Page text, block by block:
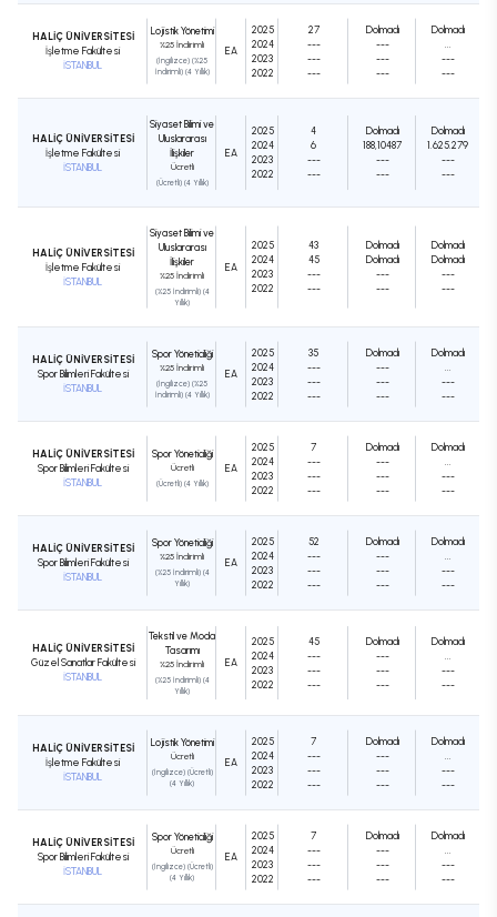
HALİÇ ÜNİVERSİTESİ
İşletme Fakültesi
İSTANBUL
Lojistik Yönetimi
%25 İndirimli
(İngilizce) (%25
İndirimli) (4 Yıllık)
EA
2025
2024
2023
2022
27
---
---
---
Dolmadı
---
---
---
Dolmadı
---
---
HALİÇ ÜNİVERSİTESİ
İşletme Fakültesi
İSTANBUL
Siyaset Bilimi ve
Uluslararası
İlişkiler
Ücretli
(Ücretli) (4 Yıllık)
EA
2025
2024
2023
2022
4
6
---
---
Dolmadı
188,10487
---
---
Dolmadı
1.625.279
---
---
HALİÇ ÜNİVERSİTESİ
İşletme Fakültesi
İSTANBUL
Siyaset Bilimi ve
Uluslararası
İlişkiler
%25 İndirimli
(%25 İndirimli) (4
Yıllık)
EA
2025
2024
2023
2022
43
45
---
---
Dolmadı
Dolmadı
---
---
Dolmadı
Dolmadı
---
---
HALİÇ ÜNİVERSİTESİ
Spor Bilimleri Fakültesi
İSTANBUL
Spor Yöneticiliği
%25 İndirimli
(İngilizce) (%25
İndirimli) (4 Yıllık)
EA
2025
2024
2023
2022
35
---
---
---
Dolmadı
---
---
---
Dolmadı
---
---
HALİÇ ÜNİVERSİTESİ
Spor Bilimleri Fakültesi
İSTANBUL
Spor Yöneticiliği
Ücretli
(Ücretli) (4 Yıllık)
EA
2025
2024
2023
2022
7
---
---
---
Dolmadı
---
---
---
Dolmadı
---
---
HALİÇ ÜNİVERSİTESİ
Spor Bilimleri Fakültesi
İSTANBUL
Spor Yöneticiliği
%25 İndirimli
(%25 İndirimli) (4
Yıllık)
EA
2025
2024
2023
2022
52
---
---
---
Dolmadı
---
---
---
Dolmadı
---
---
HALİÇ ÜNİVERSİTESİ
Güzel Sanatlar Fakültesi
İSTANBUL
Tekstil ve Moda
Tasarımı
%25 İndirimli
(%25 İndirimli) (4
Yıllık)
EA
2025
2024
2023
2022
45
---
---
---
Dolmadı
---
---
---
Dolmadı
---
---
HALİÇ ÜNİVERSİTESİ
İşletme Fakültesi
İSTANBUL
Lojistik Yönetimi
Ücretli
(İngilizce) (Ücretli)
(4 Yıllık)
EA
2025
2024
2023
2022
7
---
---
---
Dolmadı
---
---
---
Dolmadı
---
---
HALİÇ ÜNİVERSİTESİ
Spor Bilimleri Fakültesi
İSTANBUL
Spor Yöneticiliği
Ücretli
(İngilizce) (Ücretli)
(4 Yıllık)
EA
2025
2024
2023
2022
7
---
---
---
Dolmadı
---
---
---
Dolmadı
---
---